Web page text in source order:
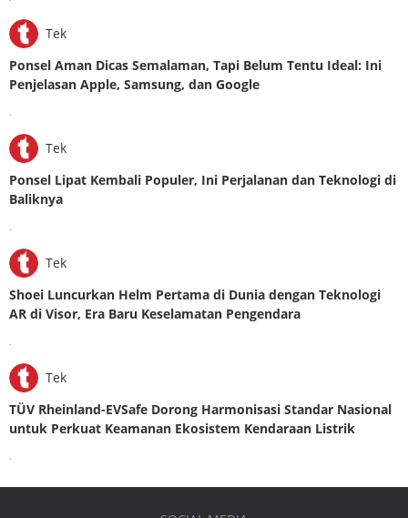
Tek
Ponsel Aman Dicas Semalaman, Tapi Belum Tentu Ideal: Ini
Penjelasan Apple, Samsung, dan Google
Tek
Ponsel Lipat Kembali Populer, Ini Perjalanan dan Teknologi di
Baliknya
Tek
Shoei Luncurkan Helm Pertama di Dunia dengan Teknologi
AR di Visor, Era Baru Keselamatan Pengendara
Tek
TÜV Rheinland-EVSafe Dorong Harmonisasi Standar Nasional
untuk Perkuat Keamanan Ekosistem Kendaraan Listrik